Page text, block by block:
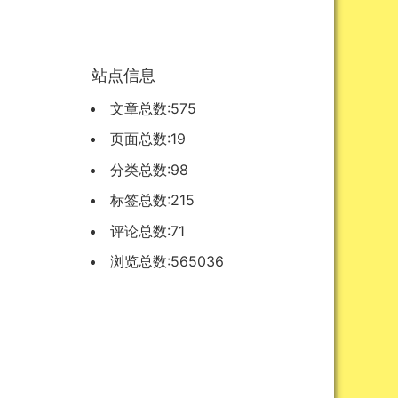
站点信息
文章总数:575
页面总数:19
分类总数:98
标签总数:215
评论总数:71
浏览总数:565036